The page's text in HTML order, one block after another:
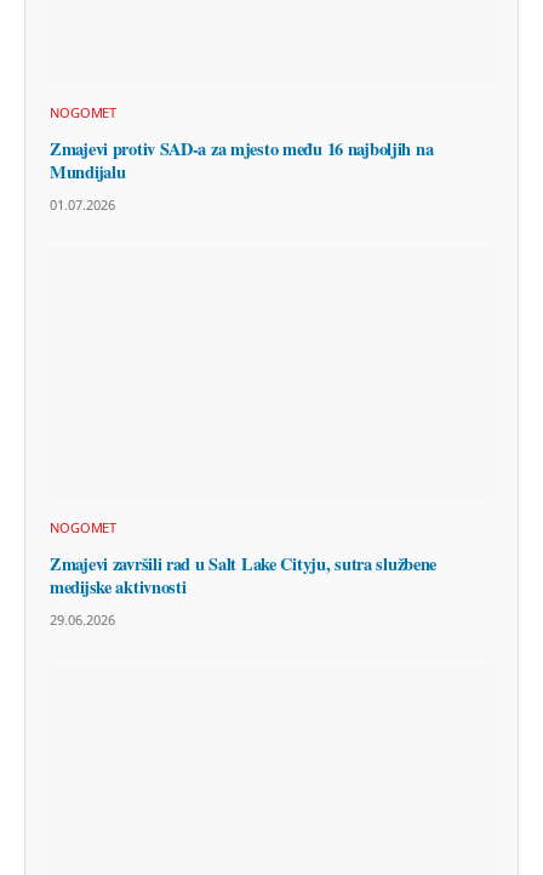
NOGOMET
Zmajevi protiv SAD-a za mjesto među 16 najboljih na
Mundijalu
01.07.2026
NOGOMET
Zmajevi završili rad u Salt Lake Cityju, sutra službene
medijske aktivnosti
29.06.2026